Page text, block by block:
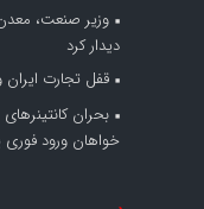
وزیر صنعت، معدن
دیدار کرد
قفل تجارت
بحران
خواهان ورود